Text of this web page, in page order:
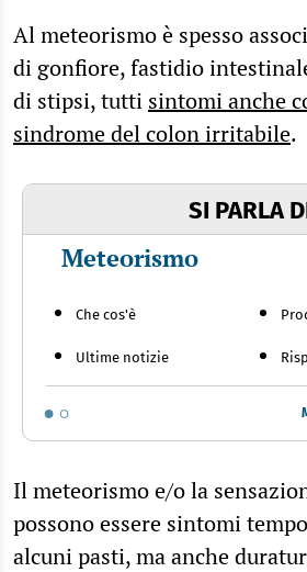
Al meteorismo è spesso
di gonfiore, fastidio
di stipsi, tutti sintomi anche
sindrome del colon irritabile.
SI PARLA
Meteorismo
Che cos'è
Ultime notizie
Il meteorismo e/o la
possono essere sintomi
alcuni pasti, ma anche